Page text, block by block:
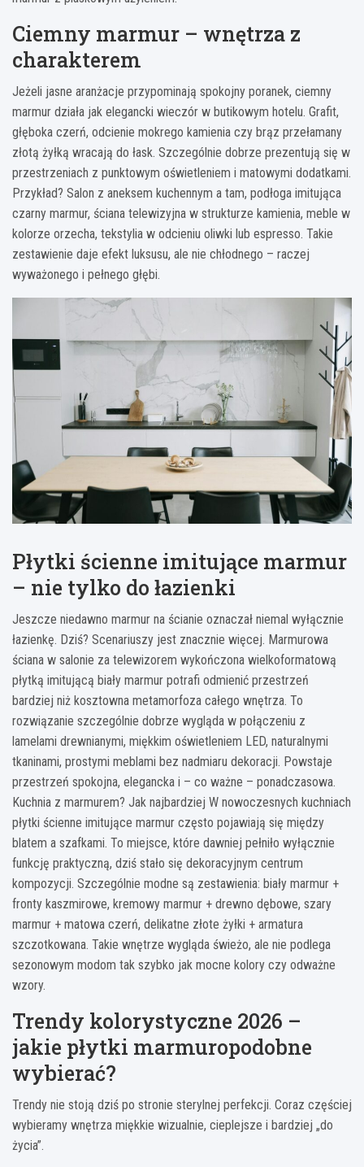
Ciemny marmur – wnętrza z
charakterem
Jeżeli jasne aranżacje przypominają spokojny poranek, ciemny
marmur działa jak elegancki wieczór w butikowym hotelu. Grafit,
głęboka czerń, odcienie mokrego kamienia czy brąz przełamany
złotą żyłką wracają do łask. Szczególnie dobrze prezentują się w
przestrzeniach z punktowym oświetleniem i matowymi dodatkami.
Przykład? Salon z aneksem kuchennym a tam, podłoga imitująca
czarny marmur, ściana telewizyjna w strukturze kamienia, meble w
kolorze orzecha, tekstylia w odcieniu oliwki lub espresso. Takie
zestawienie daje efekt luksusu, ale nie chłodnego – raczej
wyważonego i pełnego głębi.
Płytki ścienne imitujące marmur
– nie tylko do łazienki
Jeszcze niedawno marmur na ścianie oznaczał niemal wyłącznie
łazienkę. Dziś? Scenariuszy jest znacznie więcej. Marmurowa
ściana w salonie za telewizorem wykończona wielkoformatową
płytką imitującą biały marmur potrafi odmienić przestrzeń
bardziej niż kosztowna metamorfoza całego wnętrza. To
rozwiązanie szczególnie dobrze wygląda w połączeniu z
lamelami drewnianymi, miękkim oświetleniem LED, naturalnymi
tkaninami, prostymi meblami bez nadmiaru dekoracji. Powstaje
przestrzeń spokojna, elegancka i – co ważne – ponadczasowa.
Kuchnia z marmurem? Jak najbardziej W nowoczesnych kuchniach
płytki ścienne imitujące marmur często pojawiają się między
blatem a szafkami. To miejsce, które dawniej pełniło wyłącznie
funkcję praktyczną, dziś stało się dekoracyjnym centrum
kompozycji. Szczególnie modne są zestawienia: biały marmur +
fronty kaszmirowe, kremowy marmur + drewno dębowe, szary
marmur + matowa czerń, delikatne złote żyłki + armatura
szczotkowana. Takie wnętrze wygląda świeżo, ale nie podlega
sezonowym modom tak szybko jak mocne kolory czy odważne
wzory.
Trendy kolorystyczne 2026 –
jakie płytki marmuropodobne
wybierać?
Trendy nie stoją dziś po stronie sterylnej perfekcji. Coraz częściej
wybieramy wnętrza miękkie wizualnie, cieplejsze i bardziej „do
życia”.